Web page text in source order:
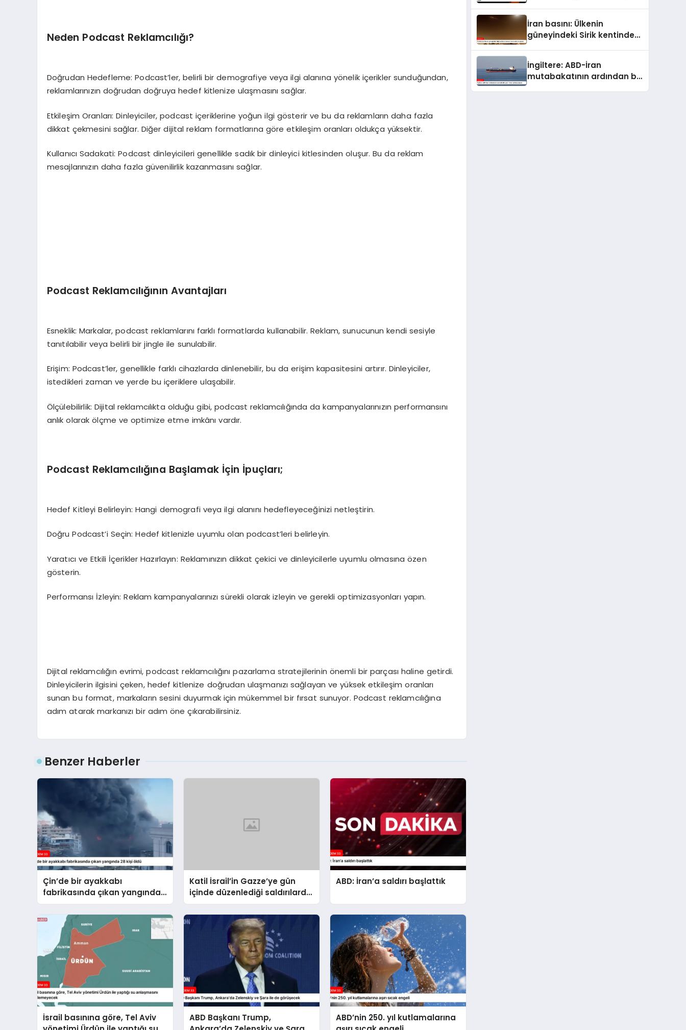
Neden Podcast Reklamcılığı?
Doğrudan Hedefleme: Podcast’ler, belirli bir demografiye veya ilgi alanına yönelik içerikler sunduğundan,
reklamlarınızın doğrudan doğruya hedef kitlenize ulaşmasını sağlar.
Etkileşim Oranları: Dinleyiciler, podcast içeriklerine yoğun ilgi gösterir ve bu da reklamların daha fazla
dikkat çekmesini sağlar. Diğer dijital reklam formatlarına göre etkileşim oranları oldukça yüksektir.
Kullanıcı Sadakati: Podcast dinleyicileri genellikle sadık bir dinleyici kitlesinden oluşur. Bu da reklam
mesajlarınızın daha fazla güvenilirlik kazanmasını sağlar.
Podcast Reklamcılığının Avantajları
Esneklik: Markalar, podcast reklamlarını farklı formatlarda kullanabilir. Reklam, sunucunun kendi sesiyle
tanıtılabilir veya belirli bir jingle ile sunulabilir.
Erişim: Podcast’ler, genellikle farklı cihazlarda dinlenebilir, bu da erişim kapasitesini artırır. Dinleyiciler,
istedikleri zaman ve yerde bu içeriklere ulaşabilir.
Ölçülebilirlik: Dijital reklamcılıkta olduğu gibi, podcast reklamcılığında da kampanyalarınızın performansını
anlık olarak ölçme ve optimize etme imkânı vardır.
Podcast Reklamcılığına Başlamak İçin İpuçları;
Hedef Kitleyi Belirleyin: Hangi demografi veya ilgi alanını hedefleyeceğinizi netleştirin.
Doğru Podcast’i Seçin: Hedef kitlenizle uyumlu olan podcast’leri belirleyin.
Yaratıcı ve Etkili İçerikler Hazırlayın: Reklamınızın dikkat çekici ve dinleyicilerle uyumlu olmasına özen
gösterin.
Performansı İzleyin: Reklam kampanyalarınızı sürekli olarak izleyin ve gerekli optimizasyonları yapın.
Dijital reklamcılığın evrimi, podcast reklamcılığını pazarlama stratejilerinin önemli bir parçası haline getirdi.
Dinleyicilerin ilgisini çeken, hedef kitlenize doğrudan ulaşmanızı sağlayan ve yüksek etkileşim oranları
sunan bu format, markaların sesini duyurmak için mükemmel bir fırsat sunuyor. Podcast reklamcılığına
adım atarak markanızı bir adım öne çıkarabilirsiniz.
Benzer Haberler
Çin’de bir ayakkabı
fabrikasında çıkan yangında
28 kişi öldü
Katil İsrail’in Gazze’ye gün
içinde düzenlediği saldırılarda
hayatını kaybedenlerin sayısı
10’a yükseldi
ABD: İran’a saldırı başlattık
İsrail basınına göre, Tel Aviv
ABD Başkanı Trump,
ABD’nin 250. yıl kutlamalarına
İran basını: Ülkenin
güneyindeki Sirik kentinde
İngiltere: ABD-İran
mutabakatının ardından bir